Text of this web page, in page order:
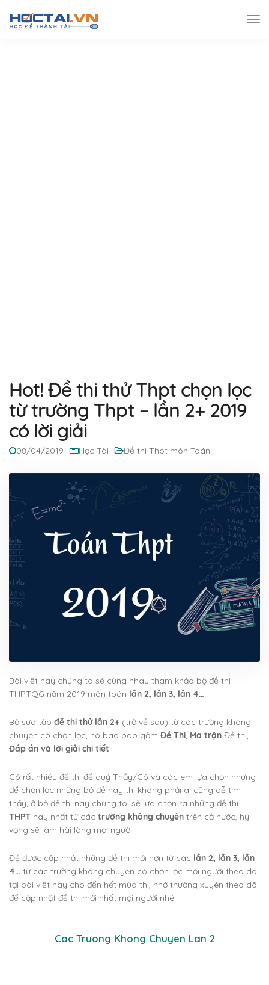
Hot! Đề thi thử Thpt chọn lọc
từ trường Thpt – lần 2+ 2019
có lời giải
08/04/2019 Học Tài Đề thi Thpt môn Toán
Bài viết này chúng ta sẽ cùng nhau tham khảo bộ đề thi
THPTQG năm 2019 môn toán lần 2, lần 3, lần 4…
Bộ sưa tập đề thi thử lần 2+ (trở về sau) từ các trường không
chuyên có chọn lọc, nó bao bao gồm Đề Thi Ma trận Đề thi,
Đáp án và lời giải chi tiết
Có rất nhiều đề thi để quý Thầy/Cô và các em lựa chọn nhưng
để chọn lọc những bộ đề hay thì không phải ai cũng dễ tìm
thấy, ở bộ đề thi này chúng tôi sẽ lựa chọn ra những đề thi
THPT hay nhất từ các trường không chuyên trên cả nước, hy
vọng sẽ làm hài lòng mọi người.
Để được cập nhật những đề thi mới hơn từ các lần 2, lần 3, lần
4… từ các trường không chuyên có chọn lọc mọi người theo dõi
tại bài viết này cho đến hết mùa thi, nhớ thường xuyên theo dõi
để cập nhật đề thi mới nhất mọi người nhé!.
Cac Truong Khong Chuyen Lan 2